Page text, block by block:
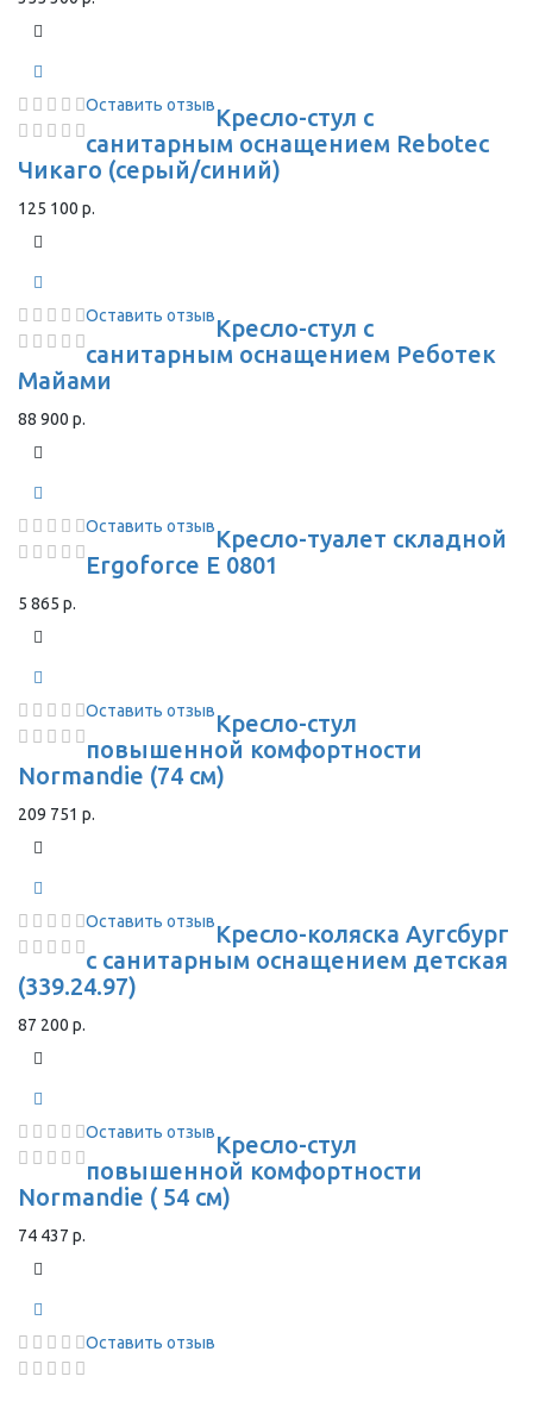
Оставить отзывКресло-стул с
санитарным оснащением Rebotec
Чикаго (серый/синий)
125 100 р.
Оставить отзывКресло-стул с
санитарным оснащением Реботек
Майами
88 900 р.
Оставить отзывКресло-туалет складной
Ergoforce E 0801
5 865 р.
Оставить отзывКресло-стул
повышенной комфортности
Normandie (74 см)
209 751 р.
Оставить отзывКресло-коляска Аугсбург
с санитарным оснащением детская
(339.24.97)
87 200 р.
Оставить отзывКресло-стул
повышенной комфортности
Normandie ( 54 см)
74 437 р.
Оставить отзыв